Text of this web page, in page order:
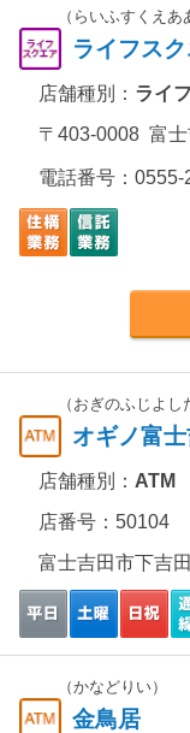
（らいふすくえあ
ライフス
店舗種別： ライ
〒403-0008 富
電話番号： 0555-
（おぎのふじよし
オギノ富士
店舗種別： ATM
店番号：50104
富士吉田市下吉
（かなどりい）
金鳥居